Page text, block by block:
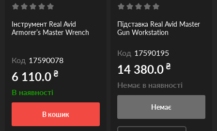
Інструмент Real Avid
Armorer’s Master Wrench
Код 17590078
6 110.0₴
В наявності
в кошик
Підставка Real Avid Master
Gun Workstation
Код 17590195
14 380.0₴
Немає в наявності
Немає